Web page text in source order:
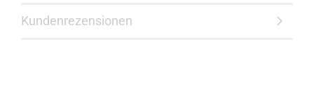
Kundenrezensionen